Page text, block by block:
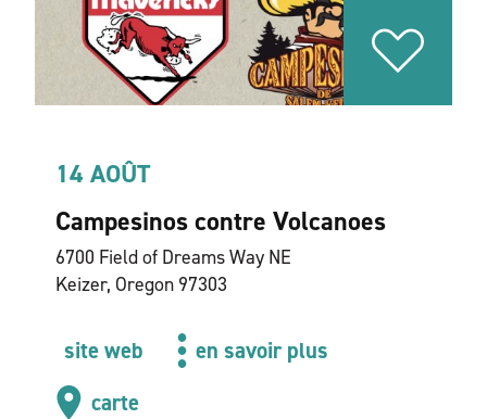
14 AOÛT
Campesinos contre Volcanoes
6700 Field of Dreams Way NE
Keizer, Oregon 97303
site web
en savoir plus
carte